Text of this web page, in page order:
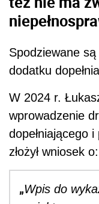
Spodziewane
dodatku
W 2024 r.
wprowadzenie
dopełniającego
złożył wniosek o:
„Wpis do